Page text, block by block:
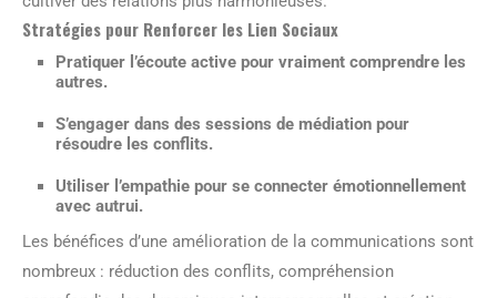
Stratégies pour Renforcer les Lien Sociaux
Pratiquer l’écoute active pour vraiment comprendre les
autres.
S’engager dans des sessions de médiation pour
résoudre les conflits.
Utiliser l’empathie pour se connecter émotionnellement
avec autrui.
Les bénéfices d’une amélioration de la communications sont
nombreux : réduction des conflits, compréhension